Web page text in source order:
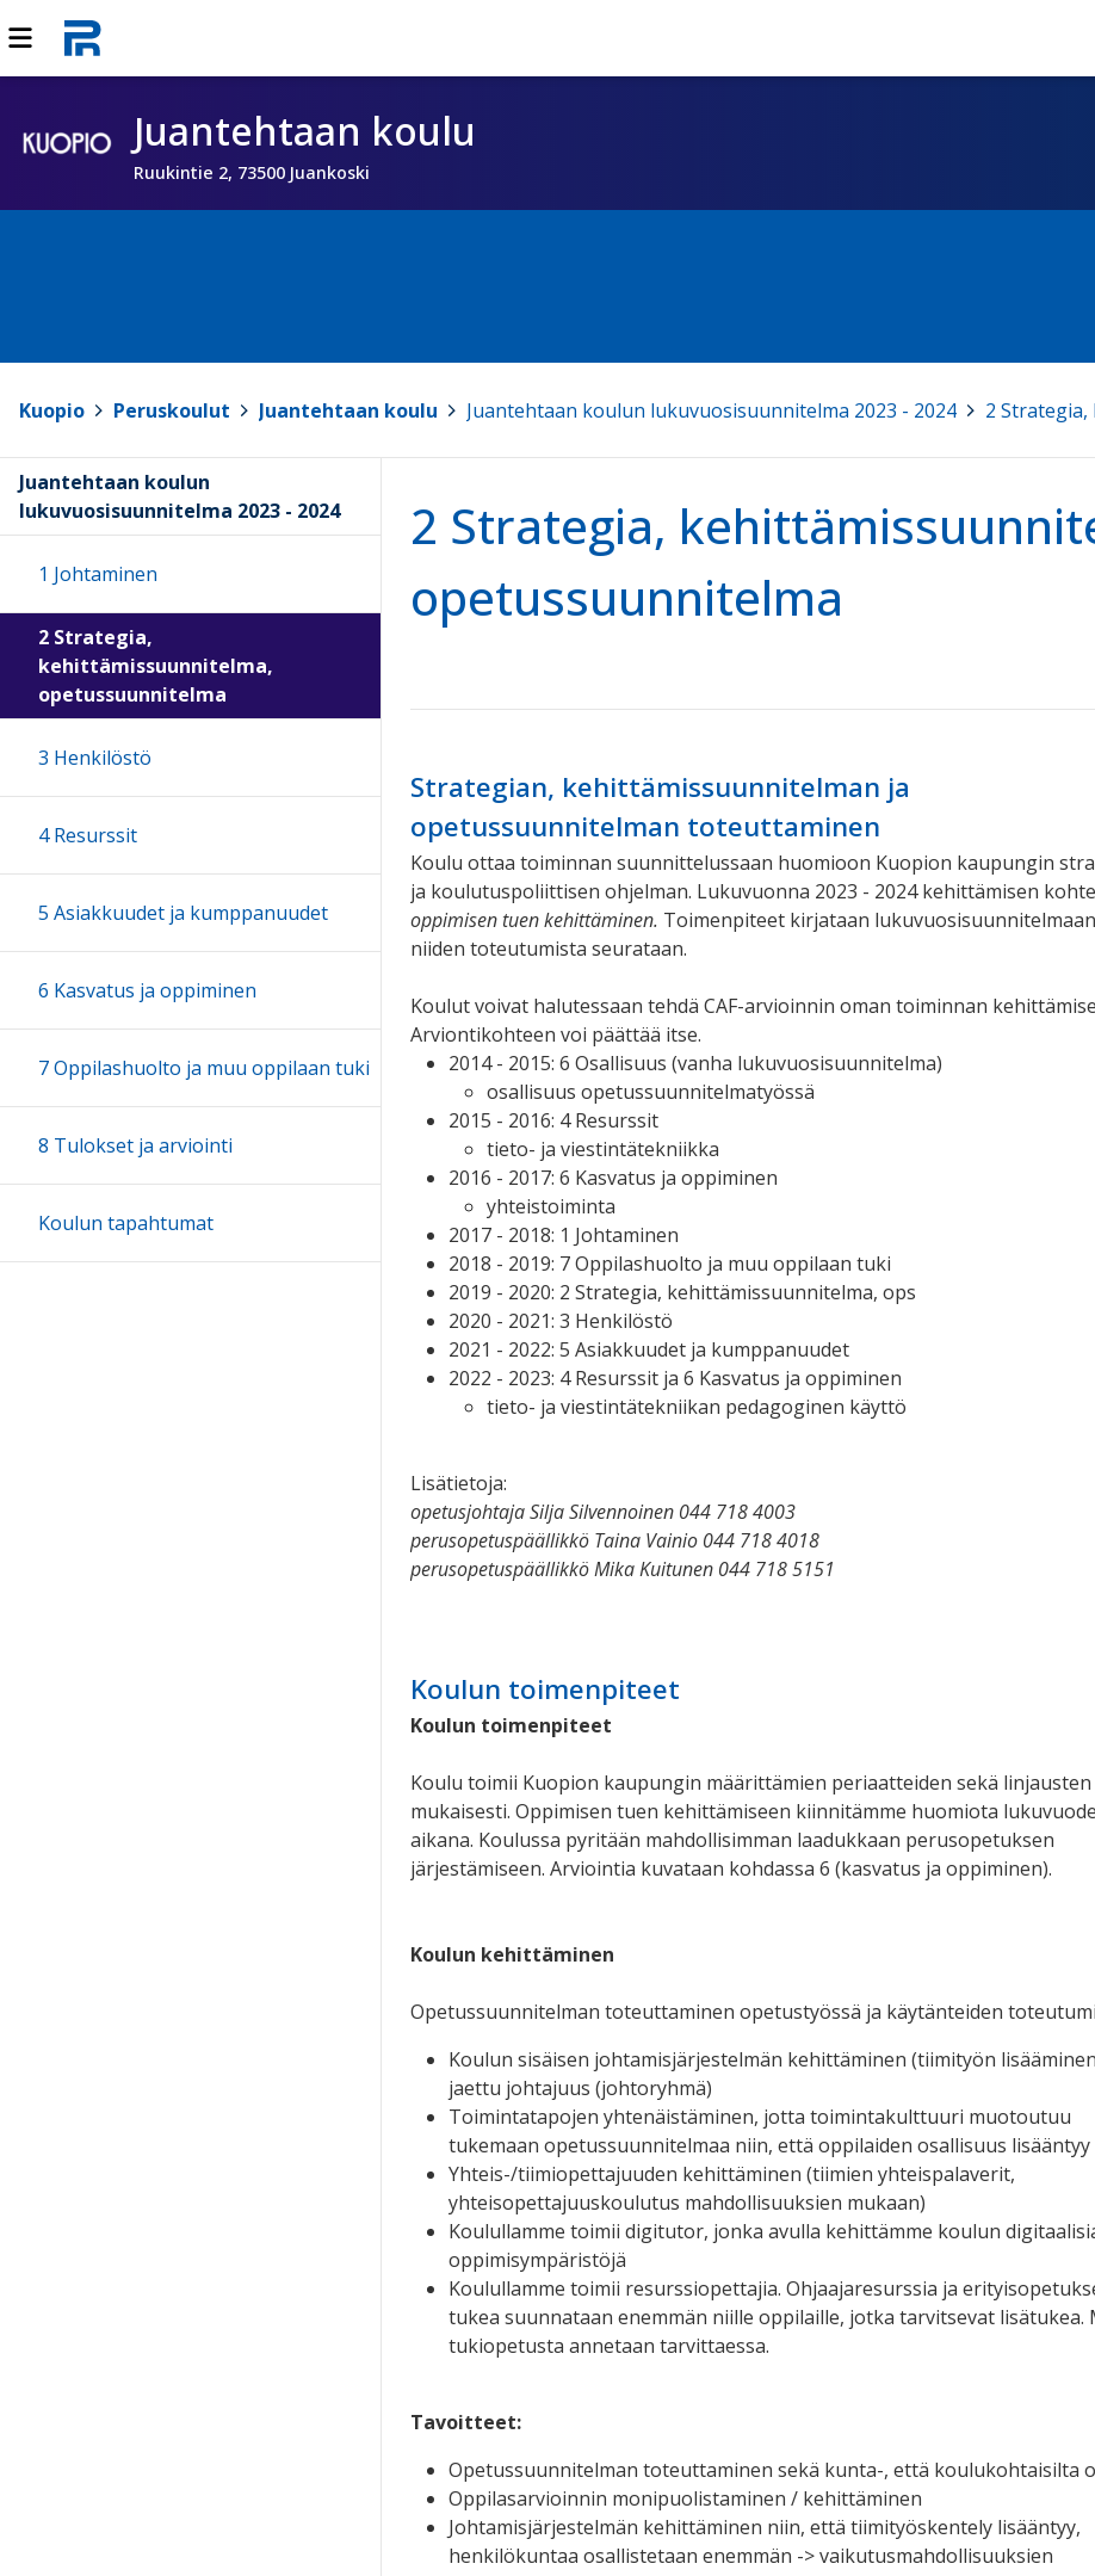
Juantehtaan koulu
Ruukintie 2, 73500 Juankoski
Kuopio Peruskoulut Juantehtaan koulu Juantehtaan koulun lukuvuosisuunnitelma 2023 - 2024 2
2 Strategia,
opetussuunnitelma
Strategian, kehittämissuunnitelman ja
opetussuunnitelman toteuttaminen
Koulu ottaa toiminnan suunnittelussaan huomioon Kuopion kaupungin
ja koulutuspoliittisen ohjelman. Lukuvuonna 2023 - 2024 kehittämisen
oppimisen tuen kehittäminen. Toimenpiteet kirjataan
niiden toteutumista seurataan.
Koulut voivat halutessaan tehdä CAF-arvioinnin oman toiminnan
Arviontikohteen voi päättää itse.
2014 - 2015: 6 Osallisuus (vanha lukuvuosisuunnitelma)
osallisuus opetussuunnitelmatyössä
2015 - 2016: 4 Resurssit
tieto- ja viestintätekniikka
2016 - 2017: 6 Kasvatus ja oppiminen
yhteistoiminta
2017 - 2018: 1 Johtaminen
2018 - 2019: 7 Oppilashuolto ja muu oppilaan tuki
2019 - 2020: 2 Strategia, kehittämissuunnitelma, ops
2020 - 2021: 3 Henkilöstö
2021 - 2022: 5 Asiakkuudet ja kumppanuudet
2022 - 2023: 4 Resurssit ja 6 Kasvatus ja oppiminen
tieto- ja viestintätekniikan pedagoginen käyttö
Lisätietoja:
opetusjohtaja Silja Silvennoinen 044 718 4003
perusopetuspäällikkö Taina Vainio 044 718 4018
perusopetuspäällikkö Mika Kuitunen 044 718 5151
Koulun toimenpiteet
Koulun toimenpiteet
Koulu toimii Kuopion kaupungin määrittämien periaatteiden sekä linjausten
mukaisesti. Oppimisen tuen kehittämiseen kiinnitämme huomiota
aikana. Koulussa pyritään mahdollisimman laadukkaan perusopetuksen
järjestämiseen. Arviointia kuvataan kohdassa 6 (kasvatus ja oppiminen).
Koulun kehittäminen
Opetussuunnitelman toteuttaminen opetustyössä ja käytänteiden
Koulun sisäisen johtamisjärjestelmän kehittäminen (tiimityön
jaettu johtajuus (johtoryhmä)
Toimintatapojen yhtenäistäminen, jotta toimintakulttuuri muotoutuu
tukemaan opetussuunnitelmaa niin, että oppilaiden osallisuus lisääntyy
Yhteis-/tiimiopettajuuden kehittäminen (tiimien yhteispalaverit,
yhteisopettajuuskoulutus mahdollisuuksien mukaan)
Koulullamme toimii digitutor, jonka avulla kehittämme koulun
oppimisympäristöjä
Koulullamme toimii resurssiopettajia. Ohjaajaresurssia ja
tukea suunnataan enemmän niille oppilaille, jotka tarvitsevat lisätukea.
tukiopetusta annetaan tarvittaessa.
Tavoitteet:
Opetussuunnitelman toteuttaminen sekä kunta-, että koulukohtaisilta
Oppilasarvioinnin monipuolistaminen / kehittäminen
Johtamisjärjestelmän kehittäminen niin, että tiimityöskentely lisääntyy,
henkilökuntaa osallistetaan enemmän -> vaikutusmahdollisuuksien
Juantehtaan koulun
lukuvuosisuunnitelma 2023 - 2024
1 Johtaminen
2 Strategia,
kehittämissuunnitelma,
opetussuunnitelma
3 Henkilöstö
4 Resurssit
5 Asiakkuudet ja kumppanuudet
6 Kasvatus ja oppiminen
7 Oppilashuolto ja muu oppilaan tuki
8 Tulokset ja arviointi
Koulun tapahtumat